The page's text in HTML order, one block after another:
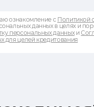
ознакомление с Политикой
данных в целях и
персональных данныхи
для целей кредитования